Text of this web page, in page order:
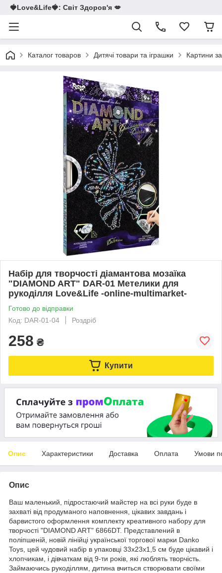
🍓Love&Life🍓: Світ Здоров'я 💋
Каталог товаров Дитячі товари та іграшки Картини
Набір для творчості діамантова мозаїка
"DIAMOND ART" DAR-01 Метелики для
рукоділля Love&Life -online-multimarket-
Готово до відправки
Код: DAR-01-04
Роздріб
258 ₴
Купити
Опис Характеристики Доставка Оплата Умови
Опис
Ваш маленький, підростаючий майстер на всі руки буде в
захваті від продуманого наповнення, цікавих завдань і
барвистого оформлення комплекту креативного набору для
творчості "DIAMOND ART" 6866DT. Представлений в
поліпшеній, новій лінійці української торгової марки Danko
Toys, цей чудовий набір в упаковці 33х23х1,5 см буде цікавий і
хлопчикам, і дівчаткам від 9-ти років, які люблять творчість.
Займаючись рукоділлям, дитина вчиться створювати своїми